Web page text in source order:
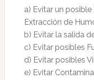
a) Evitar un
Extracción de
b) Evitar la salida
c) Evitar posibles
d) Evitar posibles
e) Evitar